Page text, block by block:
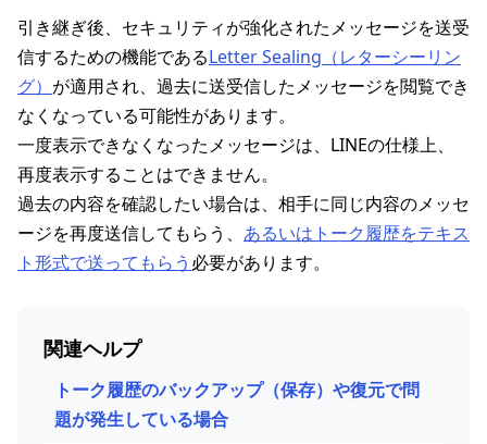
引き継ぎ後、セキュリティが強化されたメッセージを送受
信するための機能であるLetter Sealing（レターシーリン
グ） が適用され、過去に送受信したメッセージを閲覧でき
なくなっている可能性があります。
一度表示できなくなったメッセージは、LINEの仕様上、
再度表示することはできません。
過去の内容を確認したい場合は、相手に同じ内容のメッセ
ージを再度送信してもらう、 あるいはトーク履歴をテキス
ト形式で送ってもらう 必要があります。
関連ヘルプ
トーク履歴のバックアップ（保存）や復元で問
題が発生している場合